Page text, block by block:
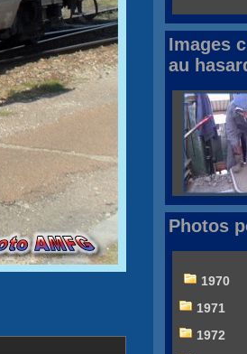
Images
au
Photos
1970
1971
1972